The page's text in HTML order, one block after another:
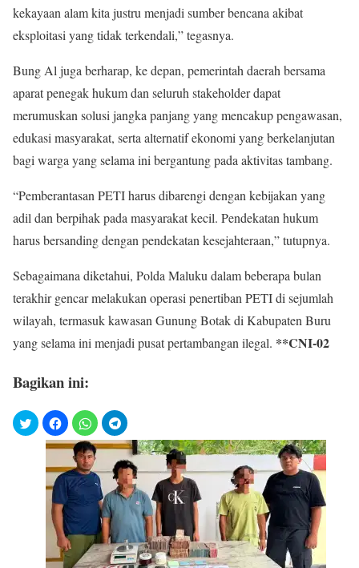
kekayaan alam kita justru menjadi sumber bencana akibat
eksploitasi yang tidak terkendali,” tegasnya.
Bung Al juga berharap, ke depan, pemerintah daerah bersama
aparat penegak hukum dan seluruh stakeholder dapat
merumuskan solusi jangka panjang yang mencakup pengawasan,
edukasi masyarakat, serta alternatif ekonomi yang berkelanjutan
bagi warga yang selama ini bergantung pada aktivitas tambang.
“Pemberantasan PETI harus dibarengi dengan kebijakan yang
adil dan berpihak pada masyarakat kecil. Pendekatan hukum
harus bersanding dengan pendekatan kesejahteraan,” tutupnya.
Sebagaimana diketahui, Polda Maluku dalam beberapa bulan
terakhir gencar melakukan operasi penertiban PETI di sejumlah
wilayah, termasuk kawasan Gunung Botak di Kabupaten Buru
yang selama ini menjadi pusat pertambangan ilegal. **CNI-02
Bagikan ini: